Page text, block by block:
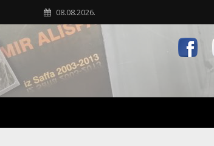
08.08.2026.